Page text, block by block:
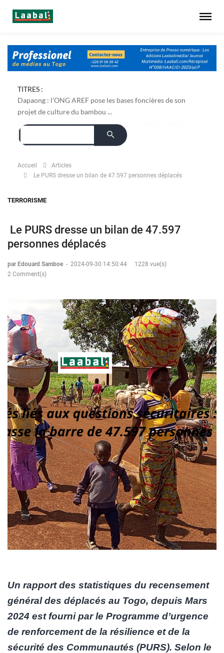
TITRES :
Dapaong : l'ONG AREF pose les bases foncières de son
projet de culture du bambou ...
Accueil
Articles
Le PURS dresse un bilan de 47.597 personnes déplacés
TERRORISME
Le PURS dresse un bilan de 47.597
personnes déplacés
par Edouard Samboe - 2024-09-30 14:50:44
1228 vue(s)
2 Comment(s)
Un rapport des statistiques du recensement
général des déplacés au Togo, depuis Mars
2024 est fourni par le Programme d’urgence
de renforcement de la résilience et de la
sécurité des Communautés (PURS). Selon le